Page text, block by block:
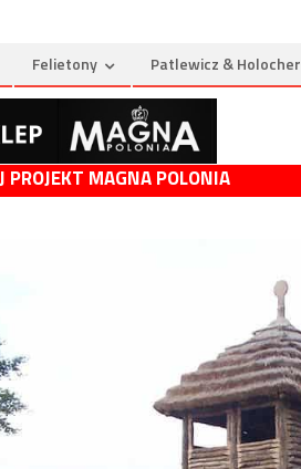
Felietony Patlewicz & Holocher
PROJEKT MAGNA POLONIA